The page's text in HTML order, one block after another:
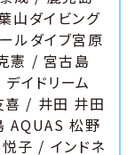
山ダイビング
ルダイブ宮原
憲 / 宮古島
イドリーム
/ 井田 井田
AQUAS 松野
子 / インドネ